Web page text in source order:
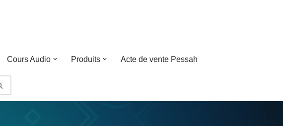
Cours Audio Produits Acte de vente Pessah